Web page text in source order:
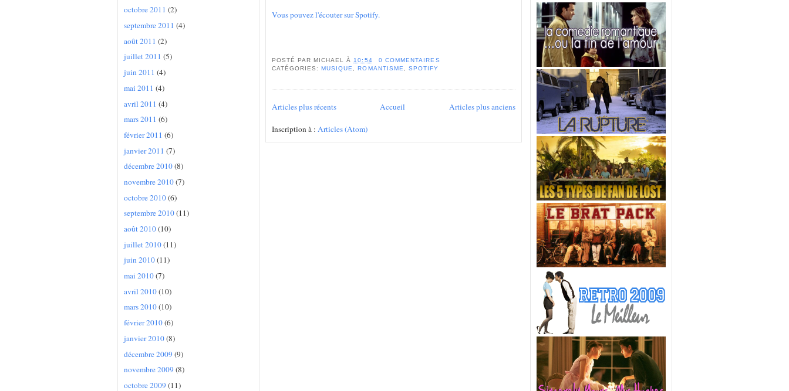
octobre 2011 (2)
septembre 2011 (4)
août 2011 (2)
juillet 2011 (5)
juin 2011 (4)
mai 2011 (4)
avril 2011 (4)
mars 2011 (6)
février 2011 (6)
janvier 2011 (7)
décembre 2010(8)
novembre 2010(7)
octobre 2010(6)
septembre 2010(11)
août 2010(10)
juillet 2010(11)
juin 2010(11)
mai 2010(7)
avril 2010(10)
mars 2010(10)
février 2010(6)
janvier 2010(8)
décembre 2009 (9)
novembre 2009 (8)
octobre 2009 (11)
Vous pouvez l'écouter sur Spotify.
POSTÉ PAR MICHAEL À 10:54
0 COMMENTAIRES
CATÉGORIES:MUSIQUE ,ROMANTISME SPOTIFY
Articles plus récents Articles plus anciens
Accueil
Inscription à : Articles (Atom)